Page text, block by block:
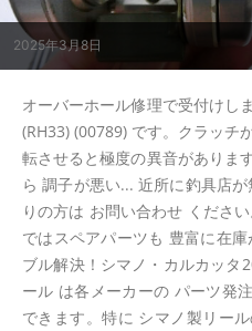
2025年3月8日
オーバーホール修理で受付けし
(RH33) (00789) です。クラッチ
転させると極度の異音がありま
ら 調子が悪い... 近所に釣具店
りの方は お問い合わせ くださ
ではスペアパーツも 豊富に在
ブル解決！シマノ・カルカッタ
ール は各メーカーの パーツ発
できます。特に シマノ製リー